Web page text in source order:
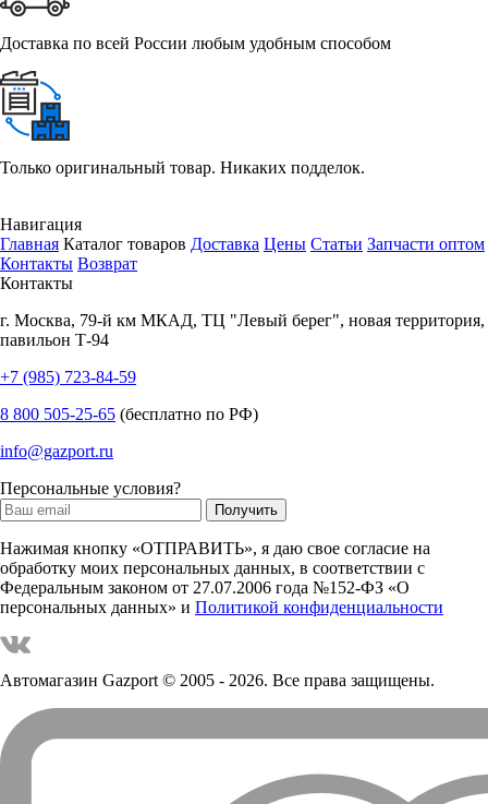
Доставка по всей России любым удобным способом
Только оригинальный товар. Никаких подделок.
Навигация
Главная Каталог товаров Доставка Цены Статьи Запчасти оптом
Контакты Возврат
Контакты
г. Москва, 79-й км МКАД, ТЦ "Левый берег", новая территория,
павильон Т-94
+7 (985) 723-84-59
8 800 505-25-65 (бесплатно по РФ)
info@gazport.ru
Персональные условия?
Нажимая кнопку «ОТПРАВИТЬ», я даю свое согласие на
обработку моих персональных данных, в соответствии с
Федеральным законом от 27.07.2006 года №152-ФЗ «О
персональных данных» и Политикой конфиденциальности
Автомагазин Gazport© 2005 - 2026. Все права защищены.